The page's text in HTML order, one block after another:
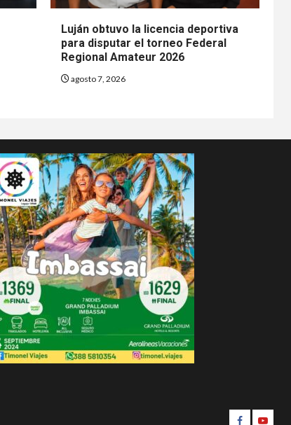
Luján obtuvo la licencia deportiva
para disputar el torneo Federal
Regional Amateur 2026
agosto 7, 2026